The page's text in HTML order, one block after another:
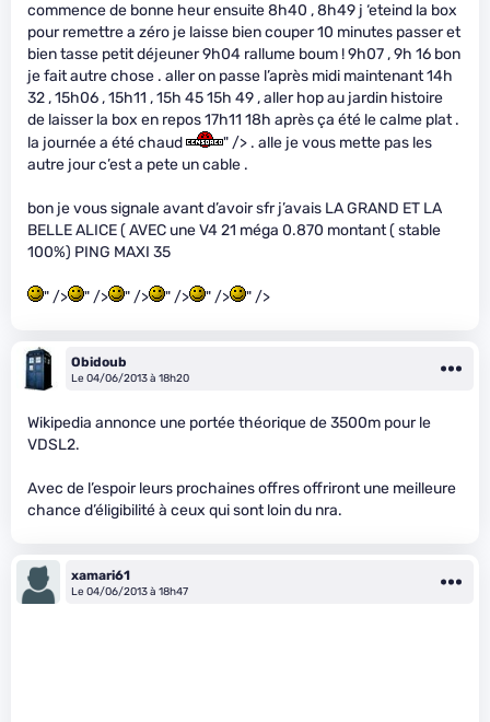
commence de bonne heur ensuite 8h40 , 8h49 j ‘eteind la box
pour remettre a zéro je laisse bien couper 10 minutes passer et
bien tasse petit déjeuner 9h04 rallume boum ! 9h07 , 9h 16 bon
je fait autre chose . aller on passe l’après midi maintenant 14h
32 , 15h06 , 15h11 , 15h 45 15h 49 , aller hop au jardin histoire
de laisser la box en repos 17h11 18h après ça été le calme plat .
la journée a été chaud
" /> . alle je vous mette pas les
autre jour c’est a pete un cable .
bon je vous signale avant d’avoir sfr j’avais LA GRAND ET LA
BELLE ALICE ( AVEC une V4 21 méga 0.870 montant ( stable
100%) PING MAXI 35
" /> " /> " /> " /> " /> " />
Obidoub
Le 04/06/2013 à 18h20
Wikipedia annonce une portée théorique de 3500m pour le
VDSL2.
Avec de l’espoir leurs prochaines offres offriront une meilleure
chance d’éligibilité à ceux qui sont loin du nra.
xamari61
Le 04/06/2013 à 18h47